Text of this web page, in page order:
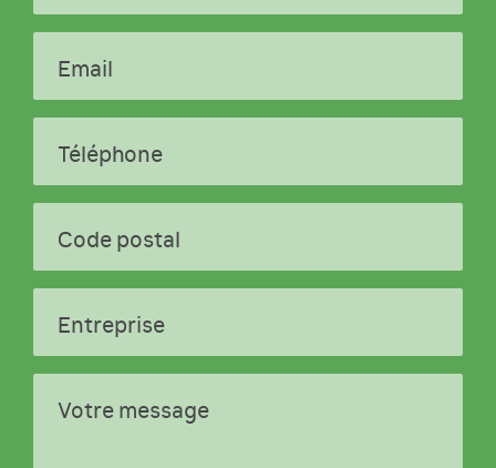
Email
Téléphone
Code postal
Entreprise
Votre message